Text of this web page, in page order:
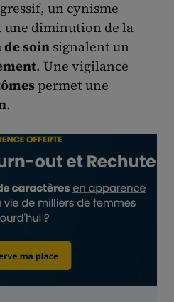
un cynisme
une diminution de la
soin signalent un
. Une vigilance
permet une
.